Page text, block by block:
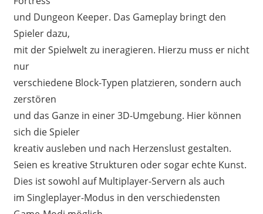
und Dungeon Keeper. Das Gameplay bringt den
Spieler dazu,
mit der Spielwelt zu ineragieren. Hierzu muss er nicht
nur
verschiedene Block-Typen platzieren, sondern auch
zerstören
und das Ganze in einer 3D-Umgebung. Hier können
sich die Spieler
kreativ ausleben und nach Herzenslust gestalten.
Seien es kreative Strukturen oder sogar echte Kunst.
Dies ist sowohl auf Multiplayer-Servern als auch
im Singleplayer-Modus in den verschiedensten